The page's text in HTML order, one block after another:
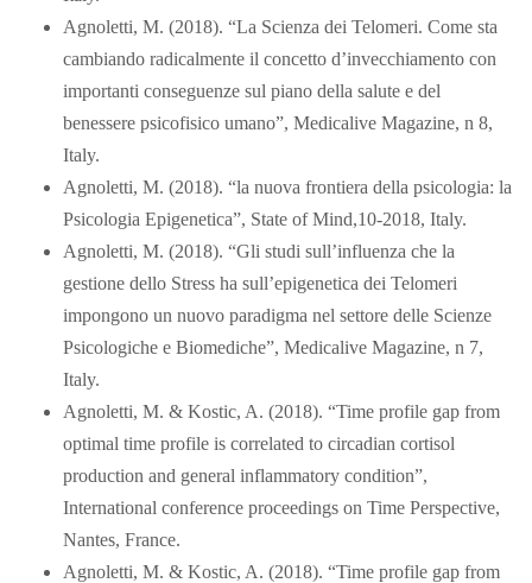
Agnoletti, M. (2018). “La Scienza dei Telomeri. Come sta
cambiando radicalmente il concetto d’invecchiamento con
importanti conseguenze sul piano della salute e del
benessere psicofisico umano”, Medicalive Magazine, n 8,
Italy.
Agnoletti, M. (2018). “la nuova frontiera della psicologia: la
Psicologia Epigenetica”, State of Mind,10-2018, Italy.
Agnoletti, M. (2018). “Gli studi sull’influenza che la
gestione dello Stress ha sull’epigenetica dei Telomeri
impongono un nuovo paradigma nel settore delle Scienze
Psicologiche e Biomediche”, Medicalive Magazine, n 7,
Italy.
Agnoletti, M. & Kostic, A. (2018). “Time profile gap from
optimal time profile is correlated to circadian cortisol
production and general inflammatory condition”,
International conference proceedings on Time Perspective,
Nantes, France.
Agnoletti, M. & Kostic, A. (2018). “Time profile gap from